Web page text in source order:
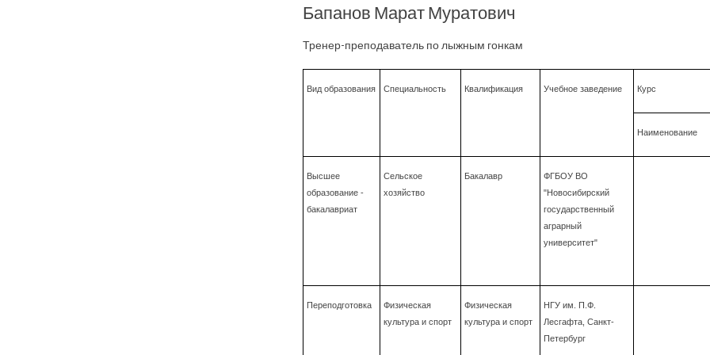
Бапанов Марат Муратович
Тренер-преподаватель по лыжным гонкам
Вид образования Специальность Квалификация Учебное заведение Курс
Наименование
Высшее
образование -
бакалавриат
Сельское
хозяйство
Бакалавр
ФГБОУ ВО
"Новосибирский
государственный
аграрный
университет"
Переподготовка
Физическая
культура и спорт
Физическая
культура и спорт
НГУ им. П.Ф.
Лесгафта, Санкт-
Петербург